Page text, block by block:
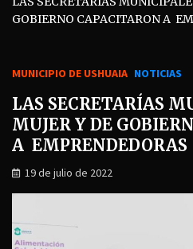
GOBIERNO CAPACITARON A
MUNICIPIO DE USHUAIA NOTICIAS
LAS SECRETARÍAS
MUJER Y DE
A EMPRENDEDORAS
19 de julio de 2022